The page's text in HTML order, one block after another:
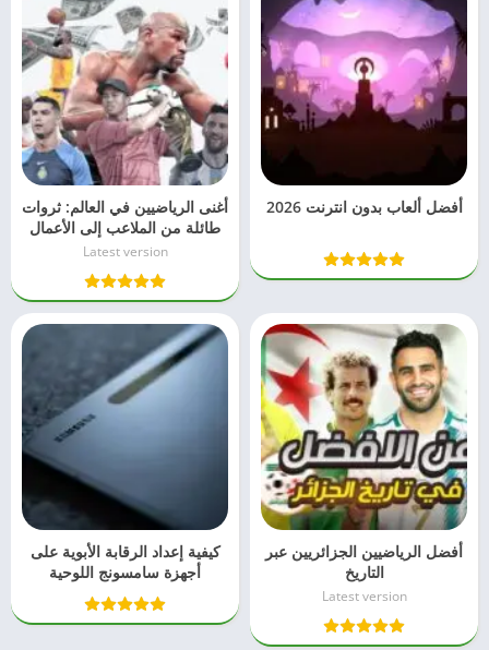
أفضل ألعاب بدون انترنت 2026
أغنى الرياضيين في العالم: ثروات
طائلة من الملاعب إلى الأعمال
Latest version
أفضل الرياضيين الجزائريين عبر
التاريخ
Latest version
كيفية إعداد الرقابة الأبوية على
أجهزة سامسونج اللوحية